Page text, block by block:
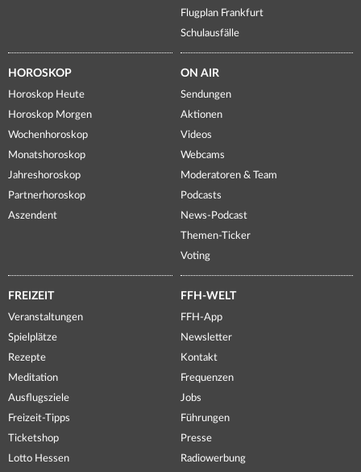
Flugplan Frankfurt
Schulausfälle
HOROSKOP
Horoskop Heute
Horoskop Morgen
Wochenhoroskop
Monatshoroskop
Jahreshoroskop
Partnerhoroskop
Aszendent
ON AIR
Sendungen
Aktionen
Videos
Webcams
Moderatoren & Team
Podcasts
News-Podcast
Themen-Ticker
Voting
FREIZEIT
Veranstaltungen
Spielplätze
Rezepte
Meditation
Ausflugsziele
Freizeit-Tipps
Ticketshop
Lotto Hessen
FFH-WELT
FFH-App
Newsletter
Kontakt
Frequenzen
Jobs
Führungen
Presse
Radiowerbung